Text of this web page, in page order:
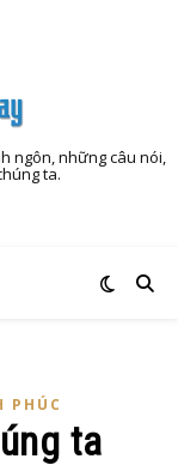
ngôn, những câu nói,
ta.
PHÚC
ta